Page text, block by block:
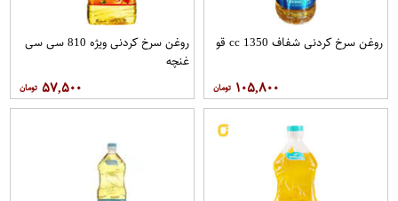
روغن سرخ کردنی شفاف 1350 cc قو
۱۰۵,۸۰۰
روغن سرخ کردنی ویژه 810 سی سی
غنچه
۵۷,۵۰۰